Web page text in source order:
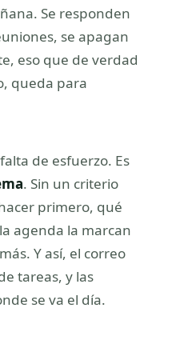
Se responden
se apagan
eso que de verdad
queda para
de esfuerzo. Es
. Sin un criterio
primero, qué
agenda la marcan
Y así, el correo
tareas, y las
se va el día.